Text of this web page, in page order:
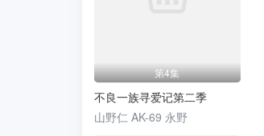
第4集
不良一族寻爱记第二季
山野仁 AK-69 永野